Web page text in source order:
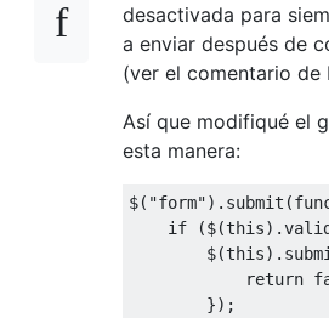
desactivada para
a enviar después de
(ver el comentario de
Así que modifiqué el
esta manera:
$( "form"). submit (
if
($(this).
        $
(this).
return
});